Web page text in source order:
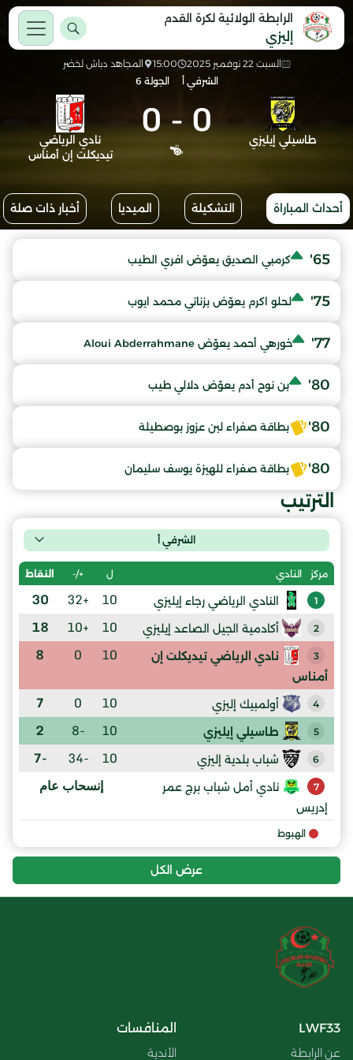
الرابطة الولائية لكرة القدم
إليزي
السبت 22 نوفمبر 2025 15:00
المجاهد دباش لخضر
الشرفي أ
الجولة 6
طاسيلي إيليزي 0
-
0
نادي الرياضي
تيديكلت إن أمناس
أحداث المباراة التشكيلة الميديا أخبار ذات صلة
65' كرمبي الصديق يعوّض افري الطيب
75' لحلو اكرم يعوّض بزناتي محمد ايوب
77' خورهي أحمد يعوّض Aloui Abderrahmane
80' بن نوح أدم يعوّض دلالي طيب
80' بطاقة صفراء لبن عزوز بوصطيلة
80' بطاقة صفراء للهيزة يوسف سليمان
الترتيب
الشرفي أ
مركز النادي ل +/- النقاط
1 النادي الرياضي رجاء إيليزي 10
+32
30
2 أكادمية الجيل الصاعد إيليزي 10
+10
18
3
نادي الرياضي تيديكلت إن
أمناس
10
0
8
4 أولمبيك إليزي 10
0
7
5 طاسيلي إيليزي 10
-8
2
6 شباب بلدية إليزي 10
-34
-7
7
نادي أمل شباب برج عمر
إدريس
إنسحاب عام
الهبوط
عرض الكل
LWF33
عن الرابطة
المنافسات
الأندية